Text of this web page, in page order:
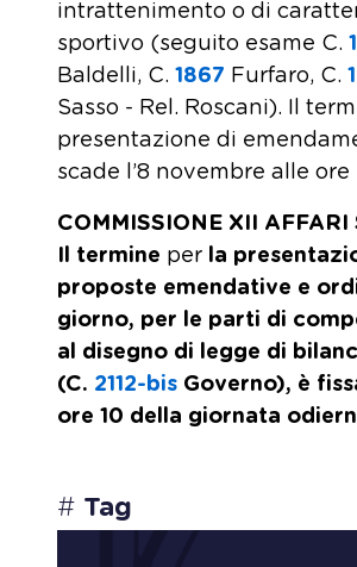
intrattenimento o di
sportivo (seguito esame C.
Baldelli, C. 1867 Furfaro, C.
Sasso - Rel. Roscani). Il
presentazione di
scade l’8 novembre alle ore
COMMISSIONE XII AFFARI
Il termine per la
proposte emendative e
giorno, per le parti di
al disegno di legge di
(C. 2112-bis Governo), è
ore 10 della giornata
# Tag